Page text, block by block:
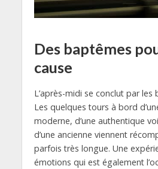
Des baptêmes
cause
L’après-midi se conclut par
Les quelques tours à bord
moderne, d’une authentique
d’une ancienne viennent
parfois très longue. Une
émotions qui est également